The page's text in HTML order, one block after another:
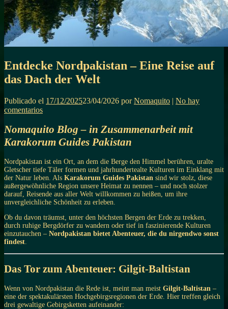
Entdecke Nordpakistan – Eine Reise auf
das Dach der Welt
Publicado el 17/12/202523/04/2026 porNomaquito | No hay
comentarios
Nomaquito Blog – in Zusammenarbeit mit
Karakorum Guides Pakistan
Nordpakistan ist ein Ort, an dem die Berge den Himmel berühren, uralte
Gletscher tiefe Täler formen und jahrhundertealte Kulturen im Einklang mit
der Natur leben. Als Karakorum Guides Pakistan sind wir stolz, diese
außergewöhnliche Region unsere Heimat zu nennen – und noch stolzer
darauf, Reisende aus aller Welt willkommen zu heißen, um ihre
unvergleichliche Schönheit zu erleben.
Ob du davon träumst, unter den höchsten Bergen der Erde zu trekken,
durch ruhige Bergdörfer zu wandern oder tief in faszinierende Kulturen
einzutauchen – Nordpakistan bietet Abenteuer, die du nirgendwo sonst
findest
Das Tor zum Abenteuer: Gilgit-Baltistan
Wenn von Nordpakistan die Rede ist, meint man meist Gilgit-Baltistan –
eine der spektakulärsten Hochgebirgsregionen der Erde. Hier treffen gleich
drei gewaltige Gebirgsketten aufeinander: